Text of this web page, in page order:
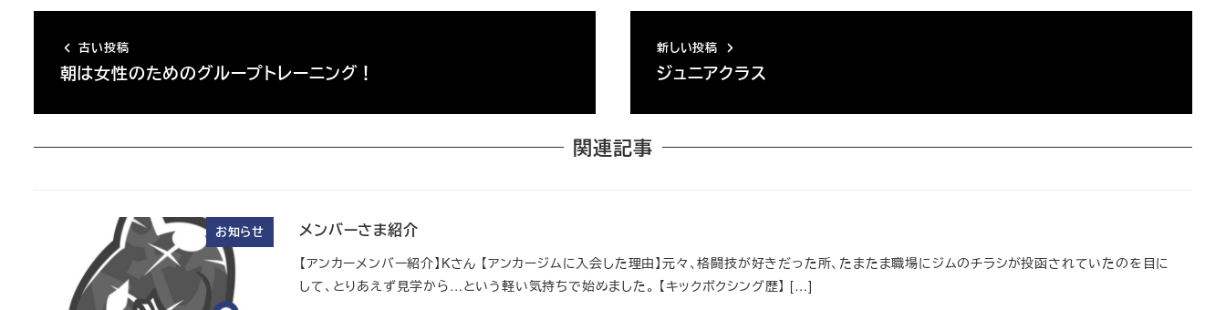
古い投稿
朝は女性のためのグループトレーニング！
新しい投稿
ジュニアクラス
関連記事
お知らせ メンバーさま紹介
【アンカーメンバー紹介】Kさん 【アンカージムに入会した理由】元々、格闘技が好きだった所、たまたま職場にジムのチラシが投函されていたのを目に
して、とりあえず見学から…という軽い気持ちで始めました。 【キックボクシング歴】 […]